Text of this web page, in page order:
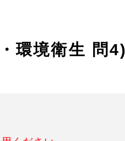
環境衛生 問4)